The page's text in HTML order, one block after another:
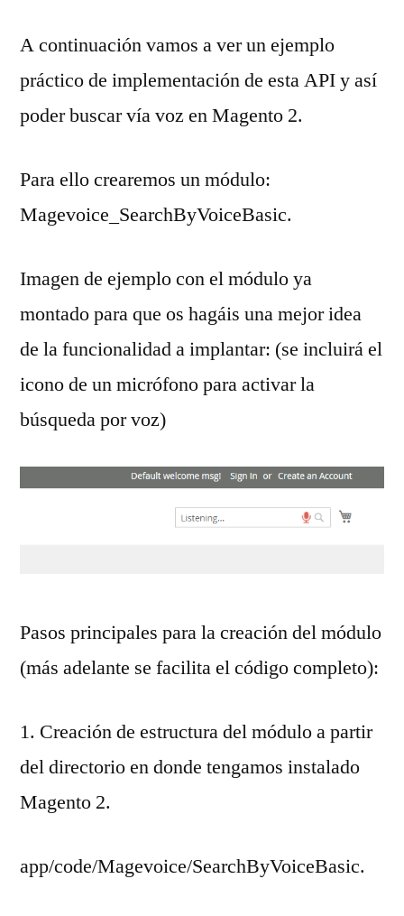
A continuación vamos a ver un ejemplo
práctico de implementación de esta API y así
poder buscar vía voz en Magento 2.
Para ello crearemos un módulo:
Magevoice_SearchByVoiceBasic.
Imagen de ejemplo con el módulo ya
montado para que os hagáis una mejor idea
de la funcionalidad a implantar: (se incluirá el
icono de un micrófono para activar la
búsqueda por voz)
Pasos principales para la creación del módulo
(más adelante se facilita el código completo):
1. Creación de estructura del módulo a partir
del directorio en donde tengamos instalado
Magento 2.
app/code/Magevoice/SearchByVoiceBasic.